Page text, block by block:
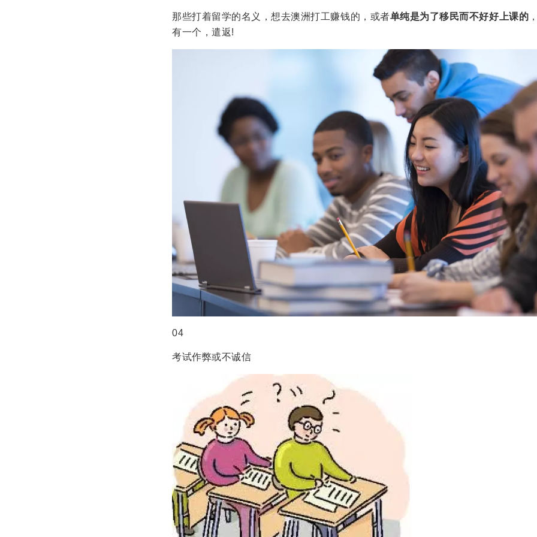
那些打着留学的名义，想去澳洲打工赚钱的，或者单纯是为了移民而不好好上课的
有一个，遣返!
04
考试作弊或不诚信